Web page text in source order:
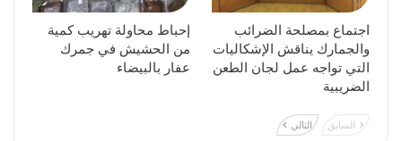
اجتماع بمصلحة الضرائب
والجمارك يناقش الإشكاليات
التي تواجه عمل لجان الطعن
الضريبية
إحباط محاولة تهريب كمية
من الحشيش في جمرك
عفار بالبيضاء
السابق التالي